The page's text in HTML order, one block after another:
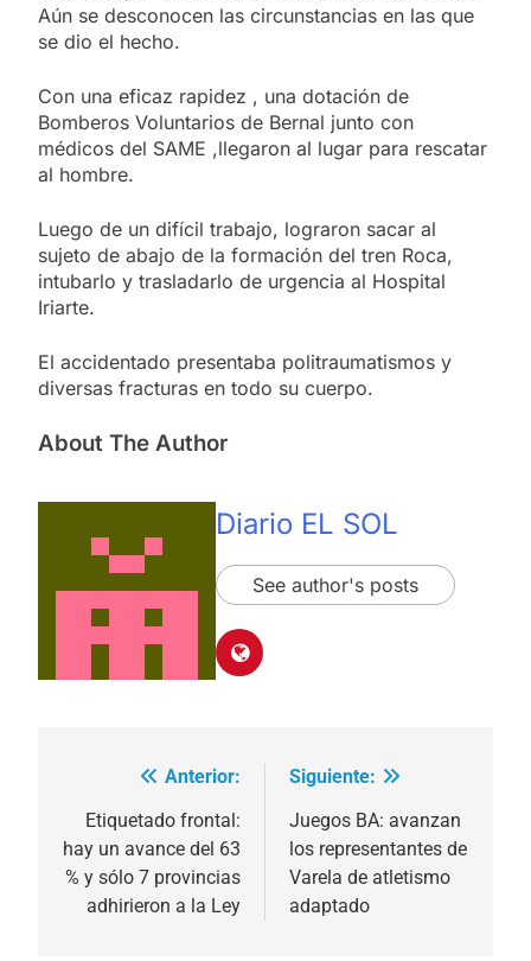
Aún se desconocen las circunstancias en las que
se dio el hecho.
Con una eficaz rapidez , una dotación de
Bomberos Voluntarios de Bernal junto con
médicos del SAME ,llegaron al lugar para rescatar
al hombre.
Luego de un difícil trabajo, lograron sacar al
sujeto de abajo de la formación del tren Roca,
intubarlo y trasladarlo de urgencia al Hospital
Iriarte.
El accidentado presentaba politraumatismos y
diversas fracturas en todo su cuerpo.
About The Author
Diario EL SOL
See author's posts
Navegación
de
entradas
Anterior:
Etiquetado frontal:
hay un avance del 63
% y sólo 7 provincias
adhirieron a la Ley
Siguiente:
Juegos BA: avanzan
los representantes de
Varela de atletismo
adaptado